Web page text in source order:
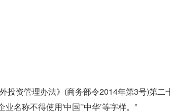
资管理办法》(商务部令2014年第3号)第二
名称不得使用'中国’'中华’等字样。”